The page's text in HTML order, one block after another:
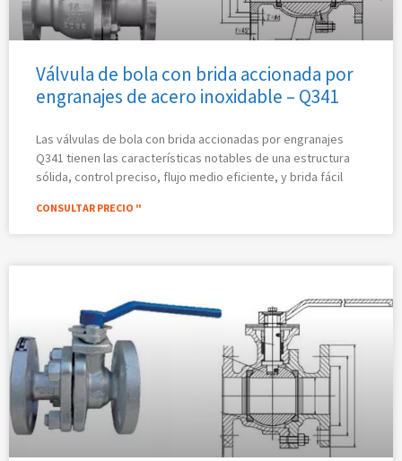
Válvula de bola con brida accionada por
engranajes de acero inoxidable – Q341
Las válvulas de bola con brida accionadas por engranajes
Q341 tienen las características notables de una estructura
sólida, control preciso, flujo medio eficiente, y brida fácil
CONSULTAR PRECIO "